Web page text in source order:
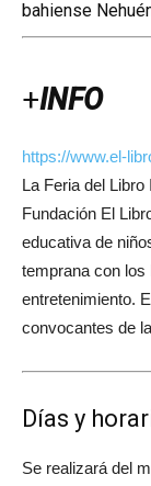
bahiense
+INFO
https://www.el-
La Feria del
Fundación El
educativa de
temprana con los
entretenimiento.
convocantes de
Días y
Se realizará del